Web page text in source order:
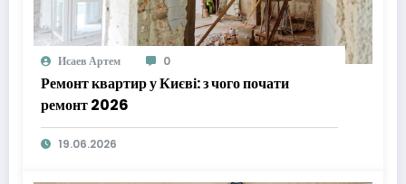
Исаев Артем 0
Ремонт квартир у Києві: з чого почати
ремонт 2026
19.06.2026